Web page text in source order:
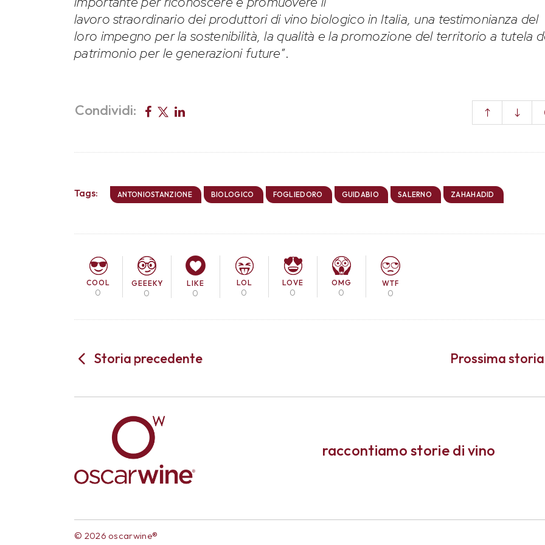
lavoro straordinario dei produttori di vino biologico in Italia, una testimonianza del
loro impegno per la sostenibilità, la qualità e la promozione del territorio a tutela
patrimonio per le generazioni future”.
Condividi:
Tags: ANTONIOSTANZIONE BIOLOGICO FOGLIEDORO GUIDABIO SALERNO ZAHAHADID
COOL
0
GEEEKY
0
LIKE
0
LOL
0
LOVE
0
OMG
0
WTF
0
Storia precedente Prossima storia
raccontiamo storie di vino
© 2026 oscarwine®